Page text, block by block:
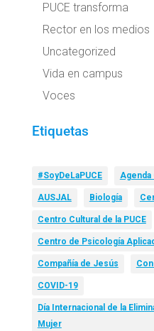
PUCE transforma
Rector en los medios
Uncategorized
Vida en campus
Voces
Etiquetas
#SoyDeLaPUCE Agenda
AUSJAL Biología
Centro Cultural de la PUCE
Centro de Psicología
Compañía de Jesús
COVID-19
Día Internacional de la
Mujer